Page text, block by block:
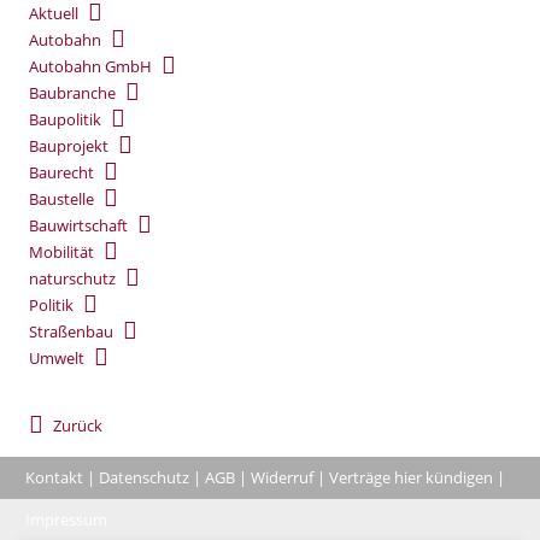
Aktuell
Autobahn
Autobahn GmbH
Baubranche
Baupolitik
Bauprojekt
Baurecht
Baustelle
Bauwirtschaft
Mobilität
naturschutz
Politik
Straßenbau
Umwelt
Zurück
Kontakt | Datenschutz | AGB | Widerruf| Verträge hier kündigen |